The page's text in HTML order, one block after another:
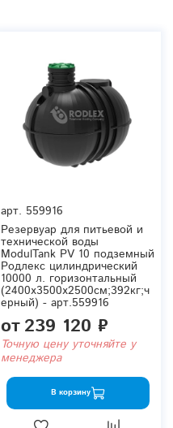
арт. 559916
Резервуар для питьевой и
технической воды
ModulTank PV 10 подземный
Родлекс цилиндрический
10000 л. горизонтальный
(2400x3500x2500см;392кг;ч
ерный) - арт.559916
от239 120 ₽
Точную цену уточняйте у
менеджера
В корзину